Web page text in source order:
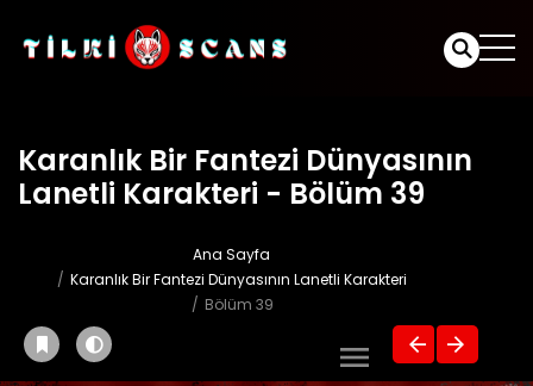
Karanlık Bir Fantezi Dünyasının
Lanetli Karakteri - Bölüm 39
Ana Sayfa
Karanlık Bir Fantezi Dünyasının Lanetli Karakteri
Bölüm 39